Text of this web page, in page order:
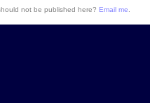
not be published here? Email me